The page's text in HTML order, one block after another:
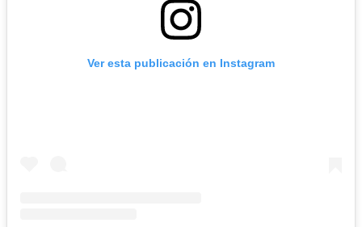
Ver esta publicación en Instagram